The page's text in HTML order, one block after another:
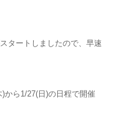
タートしましたので、早速
から1/27(日)の日程で開催